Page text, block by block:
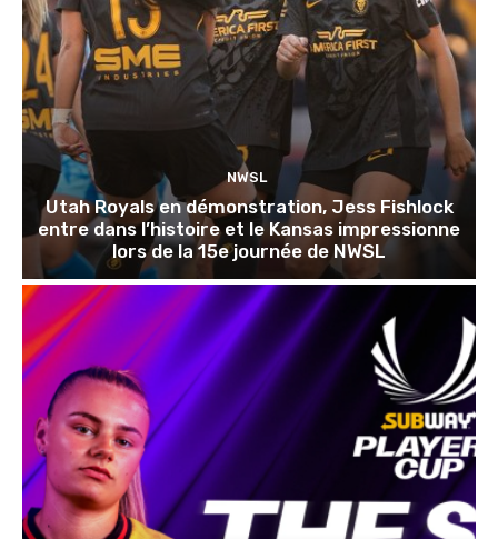
NWSL
Utah Royals en démonstration, Jess Fishlock
entre dans l’histoire et le Kansas impressionne
lors de la 15e journée de NWSL